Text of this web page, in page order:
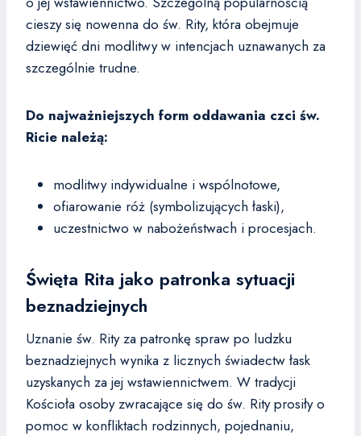
cieszy się nowenna do św. Rity, która obejmuje
dziewięć dni modlitwy w intencjach uznawanych za
szczególnie trudne.
Do najważniejszych form oddawania czci św.
Ricie należą:
modlitwy indywidualne i wspólnotowe,
ofiarowanie róż (symbolizujących łaski),
uczestnictwo w nabożeństwach i procesjach.
Święta Rita jako patronka sytuacji
beznadziejnych
Uznanie św. Rity za patronkę spraw po ludzku
beznadziejnych wynika z licznych świadectw łask
uzyskanych za jej wstawiennictwem. W tradycji
Kościoła osoby zwracające się do św. Rity prosiły o
pomoc w konfliktach rodzinnych, pojednaniu,